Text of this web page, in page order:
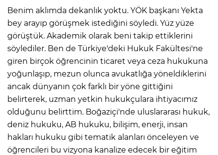
Benim aklımda dekanlık yoktu. YÖK başkanı Yekta
bey arayıp görüşmek istediğini söyledi. Yüz yüze
görüştük. Akademik olarak beni takip ettiklerini
söylediler. Ben de Türkiye'deki Hukuk Fakültesi'ne
giren birçok öğrencinin ticaret veya ceza hukukuna
yoğunlaşıp, mezun olunca avukatlığa yöneldiklerini
ancak dünyanın çok farklı bir yöne gittiğini
belirterek, uzman yetkin hukukçulara ihtiyacımız
olduğunu belirttim. Boğaziçi'nde uluslararası hukuk,
deniz hukuku, AB hukuku, bilişim, enerji, insan
hakları hukuku gibi tematik alanları önceleyen ve
öğrencileri bu vizyona kanalize edecek bir eğitim